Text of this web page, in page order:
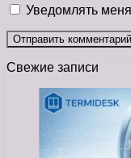
Уведомлять
Свежие записи